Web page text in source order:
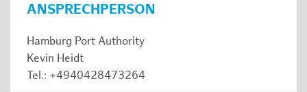
ANSPRECHPERSON
Hamburg Port Authority
Kevin Heidt
Tel.: +4940428473264